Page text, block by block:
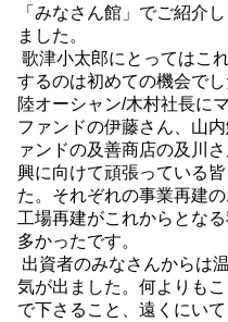
「みなさん館」でご紹介
ました。
歌津小太郎にとってはこ
するのは初めての機会で
陸オーシャン/木村社長に
ファンドの伊藤さん、山
ァンドの及善商店の及川
興に向けて頑張っている
た。それぞれの事業再建
工場再建がこれからとな
多かったです。
出資者のみなさんからは
気が出ました。何よりも
で下さること、遠くにい